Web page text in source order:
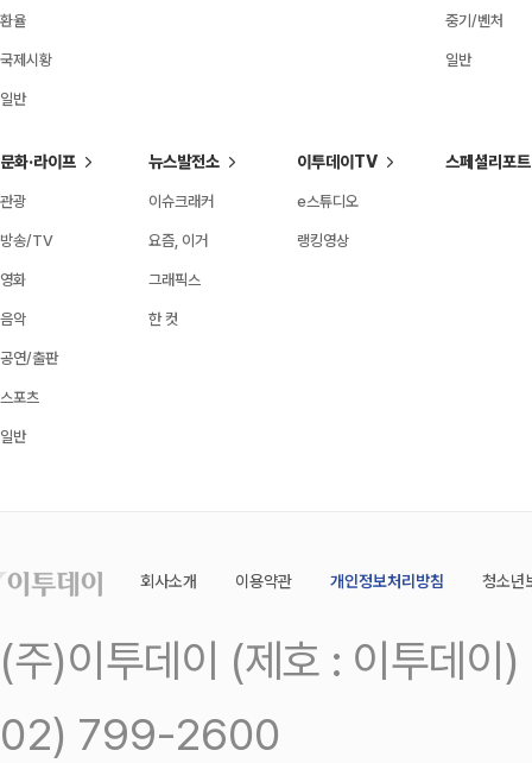
환율
국제시황
일반
중기/벤처
일반
문화·라이프
관광
방송/TV
영화
음악
공연/출판
스포츠
일반
뉴스발전소
이슈크래커
요즘, 이거
그래픽스
한 컷
이투데이TV
e스튜디오
랭킹영상
스페셜리포트
회사소개 이용약관 개인정보처리방침 청소년
(주)이투데이 (제호 : 이투데
02) 799-2600